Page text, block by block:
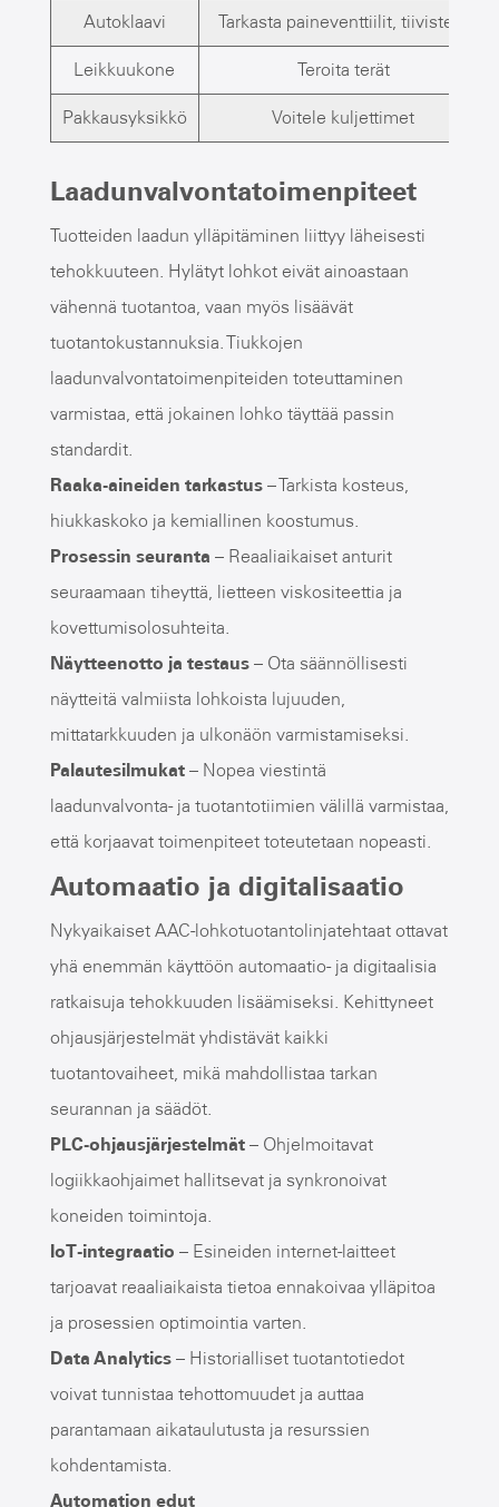
Autoklaavi Tarkasta paineventtiilit, tiivisteet
Leikkuukone Teroita terät
Pakkausyksikkö Voitele kuljettimet
Laadunvalvontatoimenpiteet
Tuotteiden laadun ylläpitäminen liittyy läheisesti
tehokkuuteen. Hylätyt lohkot eivät ainoastaan ​​
vähennä tuotantoa, vaan myös lisäävät
tuotantokustannuksia. Tiukkojen
laadunvalvontatoimenpiteiden toteuttaminen
varmistaa, että jokainen lohko täyttää passin
standardit.
Raaka-aineiden tarkastus – Tarkista kosteus,
hiukkaskoko ja kemiallinen koostumus.
Prosessin seuranta – Reaaliaikaiset anturit
seuraamaan tiheyttä, lietteen viskositeettia ja
kovettumisolosuhteita.
Näytteenotto ja testaus – Ota säännöllisesti
näytteitä valmiista lohkoista lujuuden,
mittatarkkuuden ja ulkonäön varmistamiseksi.
Palautesilmukat – Nopea viestintä
laadunvalvonta- ja tuotantotiimien välillä varmistaa,
että korjaavat toimenpiteet toteutetaan nopeasti.
Automaatio ja digitalisaatio
Nykyaikaiset AAC-lohkotuotantolinjatehtaat ottavat
yhä enemmän käyttöön automaatio- ja digitaalisia
ratkaisuja tehokkuuden lisäämiseksi. Kehittyneet
ohjausjärjestelmät yhdistävät kaikki
tuotantovaiheet, mikä mahdollistaa tarkan
seurannan ja säädöt.
PLC-ohjausjärjestelmät – Ohjelmoitavat
logiikkaohjaimet hallitsevat ja synkronoivat
koneiden toimintoja.
IoT-integraatio – Esineiden internet-laitteet
tarjoavat reaaliaikaista tietoa ennakoivaa ylläpitoa
ja prosessien optimointia varten.
Data Analytics – Historialliset tuotantotiedot
voivat tunnistaa tehottomuudet ja auttaa
parantamaan aikataulutusta ja resurssien
kohdentamista.
Automation edut